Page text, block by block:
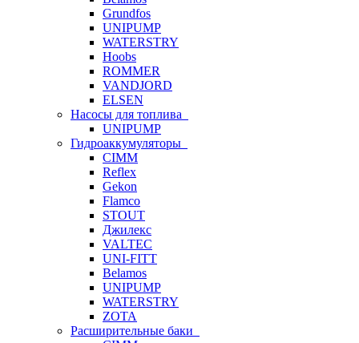
Grundfos
UNIPUMP
WATERSTRY
Hoobs
ROMMER
VANDJORD
ELSEN
Насосы для топлива
UNIPUMP
Гидроаккумуляторы
CIMM
Reflex
Gekon
Flamco
STOUT
Джилекс
VALTEC
UNI-FITT
Belamos
UNIPUMP
WATERSTRY
ZOTA
Расширительные баки